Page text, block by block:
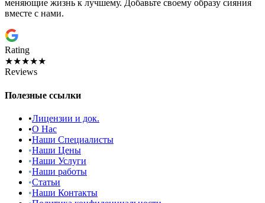
меняющие жизнь к лучшему. Добавьте своему образу сияния
вместе с нами.
Rating
★★★★★
Reviews
Полезные ссылки
•Лицензии и док.
•О Нас
•Наши Специалисты
•Наши Цены
•Наши Услуги
•Наши работы
•Статьи
•Наши Контакты